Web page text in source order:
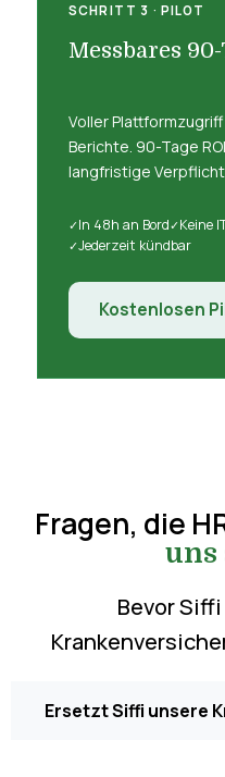
SCHRITT 3 · PILOT
Messbares
Voller
Berichte. 90-Tage
langfristige
In 48h an Bord
Keine
Jederzeit kündbar
Kostenlosen
Fragen, die
uns
Bevor
Ersetzt Siffi unsere